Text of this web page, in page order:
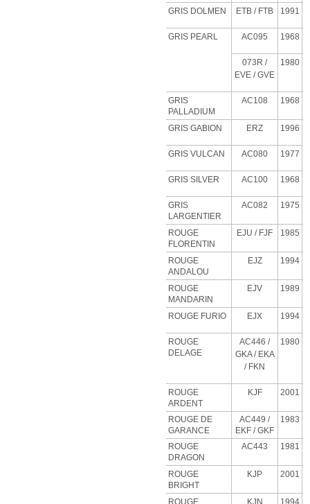
GRIS DOLMEN ETB / FTB 1991
GRIS PEARL AC095 1968
073R /
EVE / GVE
1980
GRIS
PALLADIUM
AC108 1968
GRIS GABION ERZ 1996
GRIS VULCAN AC080 1977
GRIS SILVER AC100 1968
GRIS
LARGENTIER
AC082 1975
ROUGE
FLORENTIN
EJU / FJF 1985
ROUGE
ANDALOU
EJZ 1994
ROUGE
MANDARIN
EJV 1989
ROUGE FURIO EJX 1994
ROUGE
DELAGE
AC446 /
GKA / EKA
/ FKN
1980
ROUGE
ARDENT
KJF 2001
ROUGE DE
GARANCE
AC449 /
EKF / GKF
1983
ROUGE
DRAGON
AC443 1981
ROUGE
BRIGHT
KJP 2001
ROUGE
KJN 1994